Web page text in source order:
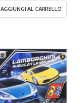
AGGIUNGI AL CARRELLO